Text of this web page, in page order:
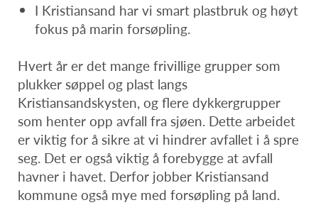
I Kristiansand har vi smart plastbruk og høyt
fokus på marin forsøpling.
Hvert år er det mange frivillige grupper som
plukker søppel og plast langs
Kristiansandskysten, og flere dykkergrupper
som henter opp avfall fra sjøen. Dette arbeidet
er viktig for å sikre at vi hindrer avfallet i å spre
seg. Det er også viktig å forebygge at avfall
havner i havet. Derfor jobber Kristiansand
kommune også mye med forsøpling på land.